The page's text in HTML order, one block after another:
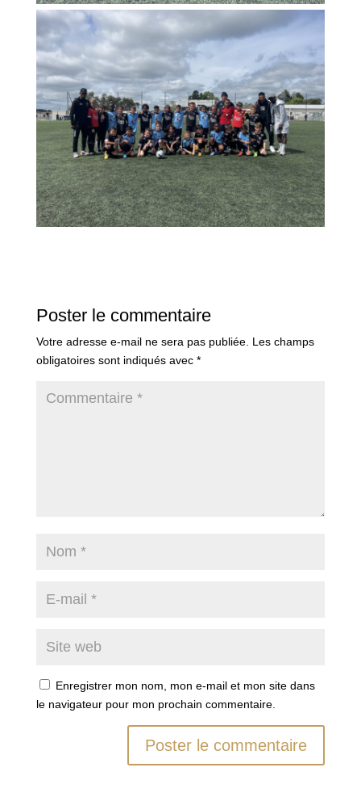
Poster le commentaire
Votre adresse e-mail ne sera pas publiée. Les champs
obligatoires sont indiqués avec *
Enregistrer mon nom, mon e-mail et mon site dans
le navigateur pour mon prochain commentaire.